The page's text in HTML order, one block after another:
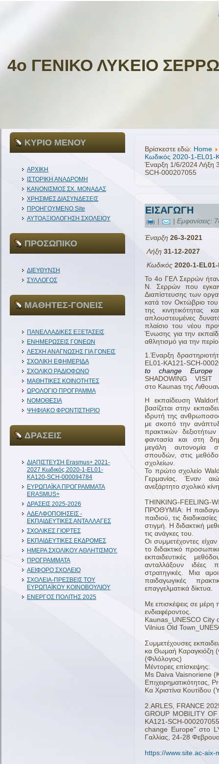
4ο ΓΕΝΙΚΟ ΛΥΚΕΙΟ
ΚΥΡΙΟ ΜΕΝΟΥ
ΑΡΧΙΚΗ
ΙΣΤΟΡΙΚΗ ΑΝΑΔΡΟΜΗ
ΚΑΝΟΝΙΣΜΟΣ ΣΧ. ΜΟΝΑΔΑΣ
ΧΡΗΣΙΜΕΣ ΔΙΑΣΥΝΔΕΣΕΙΣ
ΠΡΟΗΓΟΥΜΕΝΟ Site
ΑΥΤΟΑΞΙΟΛΟΓΗΣΗ ΣΧΟΛΕΙΟΥ
ΠΡΟΣΩΠΙΚΟ
ΔΙΕΥΘΥΝΣΗ
ΣΥΛΛΟΓΟΣ
ΜΑΘΗΤΕΣ-ΓΟΝΕΙΣ
ΠΑΝΕΛΛΑΔΙΚΕΣ ΕΞΕΤΑΣΕΙΣ
ΕΝΗΜΕΡΩΣΕΙΣ ΓΟΝΕΩΝ
ΛΕΣΧΗ ΑΝΑΓΝΩΣΗΣ ΓΙΑ ΓΟΝΕΙΣ
ΣΧΟΛΙΚΗ ΕΦΗΜΕΡΙΔΑ
ΣΧΟΛΙΚΟ ΡΑΔΙΟΦΩΝΟ
ΜΑΘΗΤΙΚΕΣ ΚΟΙΝΟΤΗΤΕΣ
ΩΡΟΛΟΓΙΟ ΠΡΟΓΡΑΜΜΑ
ΝΟΜΟΘΕΣΙΑ
ΨΗΦΙΑΚΟ ΦΡΟΝΤΙΣΤΗΡΙΟ
ΔΡΑΣΕΙΣ
ΔIAΠΙΣΤΕΥΣΗ Erasmus+ 2021-
2027 Κωδικός 2020-1-EL01-
KA120-SCH-000094784
ΕΥΡΩΠΑΪΚΑ ΠΡΟΓΡΑΜΜΑΤΑ
ERASMUS+
ΔΡΑΣΕΙΣ 2025-2026
ΑΔΕΛΦΟΠΟΙΗΣΕΙΣ -
ΕΚΠΑΙΔΕΥΤΙΚΕΣ ΑΝΤΑΛΛΑΓΕΣ
ΣΧΟΛΙΚΕΣ ΓΙΟΡΤΕΣ
ΕΚΠΑΙΔΕΥΤΙΚΕΣ ΕΚΔΡΟΜΕΣ
ΗΜΕΡΑ ΣΧΟΛΙΚΟΥ ΑΘΛΗΤΙΣΜΟΥ.
ΠΡΟΓΡΑΜΜΑΤΑ
ΑΕΙΦΟΡΟ ΣΧΟΛΕΙΟ
ΣΧΟΛΕΙΑ-ΠΡΕΣΒΕΙΣ ΤΟΥ
ΕΥΡΩΠΑΪΚΟΥ ΚΟΙΝΟΒΟΥΛΙΟΥ
ΕΝΕΡΓΟΣ ΠΟΛΙΤΗΣ 2025
Βρίσκεστε εδώ: Home
Κωδικός 2020-1-EL01-
Έναρξη 1/6/2024 Λήξη
SCH-000207055
ΕΙΣΑΓΩΓΗ
| | Εμφανίσεις:
Έναρξη 26-3-2021
Λήξη 31-12-2027
Κωδικός 2020-1-
To 4ο ΓΕΛ Σερρών
Ν. Σερρών που
Διαπίστευσης των
κατά τον Οκτώβριο
της κινητικότητας
απλουστευμένες
πλαίσιο του νέου
Ένωσης για την
αθλητισμό για την
1.Έναρξη
EL01-KA121-SCH-
to change Europe
SHADOWING
στο Κaunas της
Η εκπαίδευση
βασίζεται στην
ιδρυτή της
με σκοπό την
πρακτικών
φαντασία και στη
μεγάλη αυτονομία
σπουδών, στις
σχολείων.
Το πρώτο σχολείο
Γερμανίας. Έναν
ανεξάρτητο σχολικό
THINKING-
ΠΡΟΘΥΜΙΑ: Η
παιδιού, τις
στιγμή. Η διδακτική
τις ανάγκες του.
Οι συμμετέχοντες
το διδακτικό
εκπαιδευτικές
ανταλλάξουν ιδέες
στρατηγικές. Μια
παιδαγωγικές
επαγγελματικά δίκτυα.
Με επισκέψεις σε μέρη
ενδιαφέροντος.
Kaunas_UNESCO City
Vilnius Old
Συμμετέχουσες
κα Θωμαή Καραγκιόζη
(Φιλόλογος)
Μέντορες επίσκεψης:
Μs Daiva Vaisnoriene
Κα Χριστίνα Κουτίδου
2.ARLES, FRANCE
GROUP MOBILITY
KA121-SCH-
change Europe"στο
Γαλλίας, 24-28
https://www.site.ac-